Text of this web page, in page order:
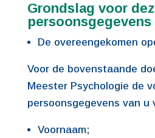
Grondslag voor
persoonsgegevens
De overeengekomen
Voor de bovenstaande
Meester Psychologie de
persoonsgegevens van u
Voornaam;